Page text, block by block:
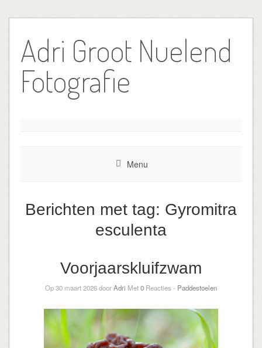
de
inhoud
Adri Groot Nuelend
Fotografie
Menu
Berichten met tag: Gyromitra
esculenta
Voorjaarskluifzwam
Op 30 maart 2026 doorAdri Met0 Reacties - Paddestoelen